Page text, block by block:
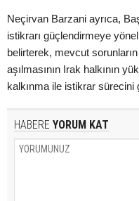
Neçirvan Barzani ayrıca,
istikrarı güçlendirmeye
belirterek, mevcut
aşılmasının Irak halkının
kalkınma ile istikrar sürecini
HABERE YORUM KAT